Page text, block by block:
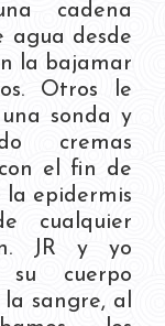
cadena
agua desde
la bajamar
Otros le
sonda y
cremas
el fin de
epidermis
cualquier
JR y yo
su cuerpo
sangre, al